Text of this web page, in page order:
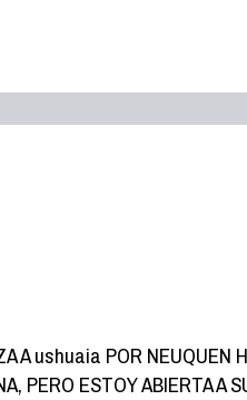
A ushuaia POR NEUQUEN
PERO ESTOY ABIERTA A